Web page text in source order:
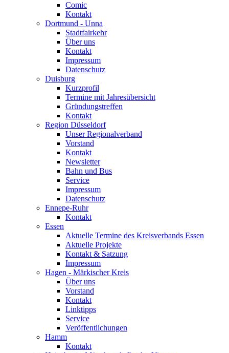
Comic
Kontakt
Dortmund - Unna
Stadtfairkehr
Über uns
Kontakt
Impressum
Datenschutz
Duisburg
Kurzprofil
Termine mit Jahresübersicht
Gründungstreffen
Kontakt
Region Düsseldorf
Unser Regionalverband
Vorstand
Kontakt
Newsletter
Bahn und Bus
Service
Impressum
Datenschutz
Ennepe-Ruhr
Kontakt
Essen
Aktuelle Termine des Kreisverbands Essen
Aktuelle Projekte
Kontakt & Satzung
Impressum
Hagen - Märkischer Kreis
Über uns
Vorstand
Kontakt
Linktipps
Service
Veröffentlichungen
Hamm
Kontakt